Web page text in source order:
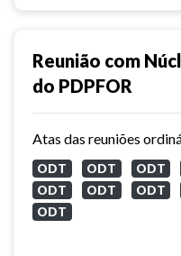
Reunião com
do PDPFOR
ODT ODT ODT
ODT
ODT ODT
ODT